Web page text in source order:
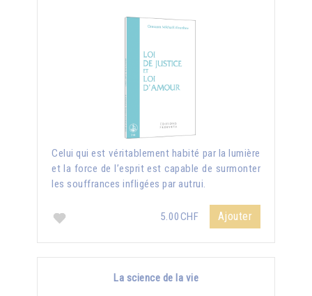
Celui qui est véritablement habité par la lumière
et la force de l’esprit est capable de surmonter
les souffrances infligées par autrui.
5.00CHF Ajouter
La science de la vie